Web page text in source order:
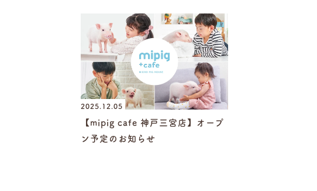
2025.12.05
【mipig cafe 神戸三宮店】オープ
ン予定のお知らせ